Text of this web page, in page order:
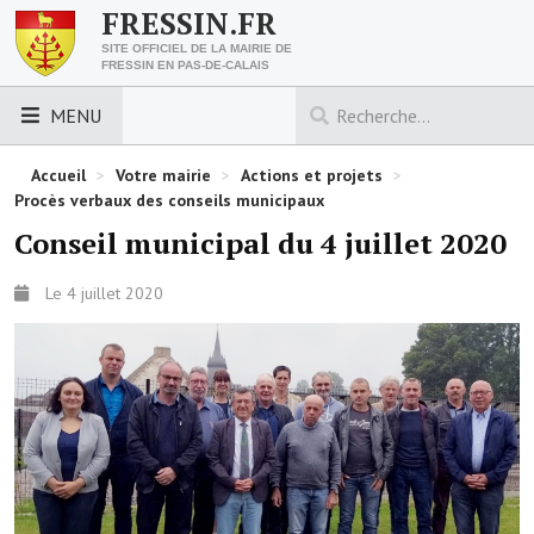
FRESSIN.FR
SITE OFFICIEL DE LA MAIRIE DE
FRESSIN EN PAS-DE-CALAIS
MENU
LES ESSENTIELS
Découvrez Fressin
Nous contacter
Horaires de la mairie
Les foulées fressinoises
ACCÈS RAPIDE
Accueil > Votre mairie > Actions et projets >
Procès verbaux des conseils municipaux
Conseil municipal du 4 juillet 2020
Le 4 juillet 2020